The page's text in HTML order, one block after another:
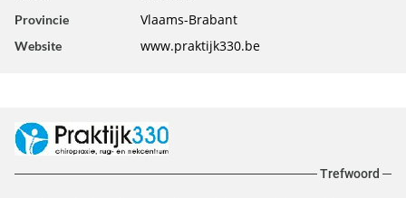
Provincie Vlaams-Brabant
Website www.praktijk330.be
Trefwoord